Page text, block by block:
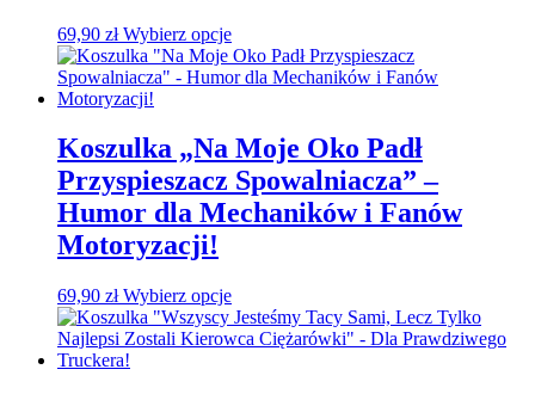
69,90 zł Wybierz opcje
Koszulka „Na Moje Oko Padł
Przyspieszacz Spowalniacza” –
Humor dla Mechaników i Fanów
Motoryzacji!
69,90 zł Wybierz opcje